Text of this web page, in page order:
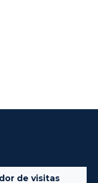
de visitas